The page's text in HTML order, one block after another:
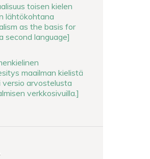
toisen kielen
lähtökohtana
as the basis for
second language]
maailman kielistä
versio arvostelusta
verkkosivuilla.]